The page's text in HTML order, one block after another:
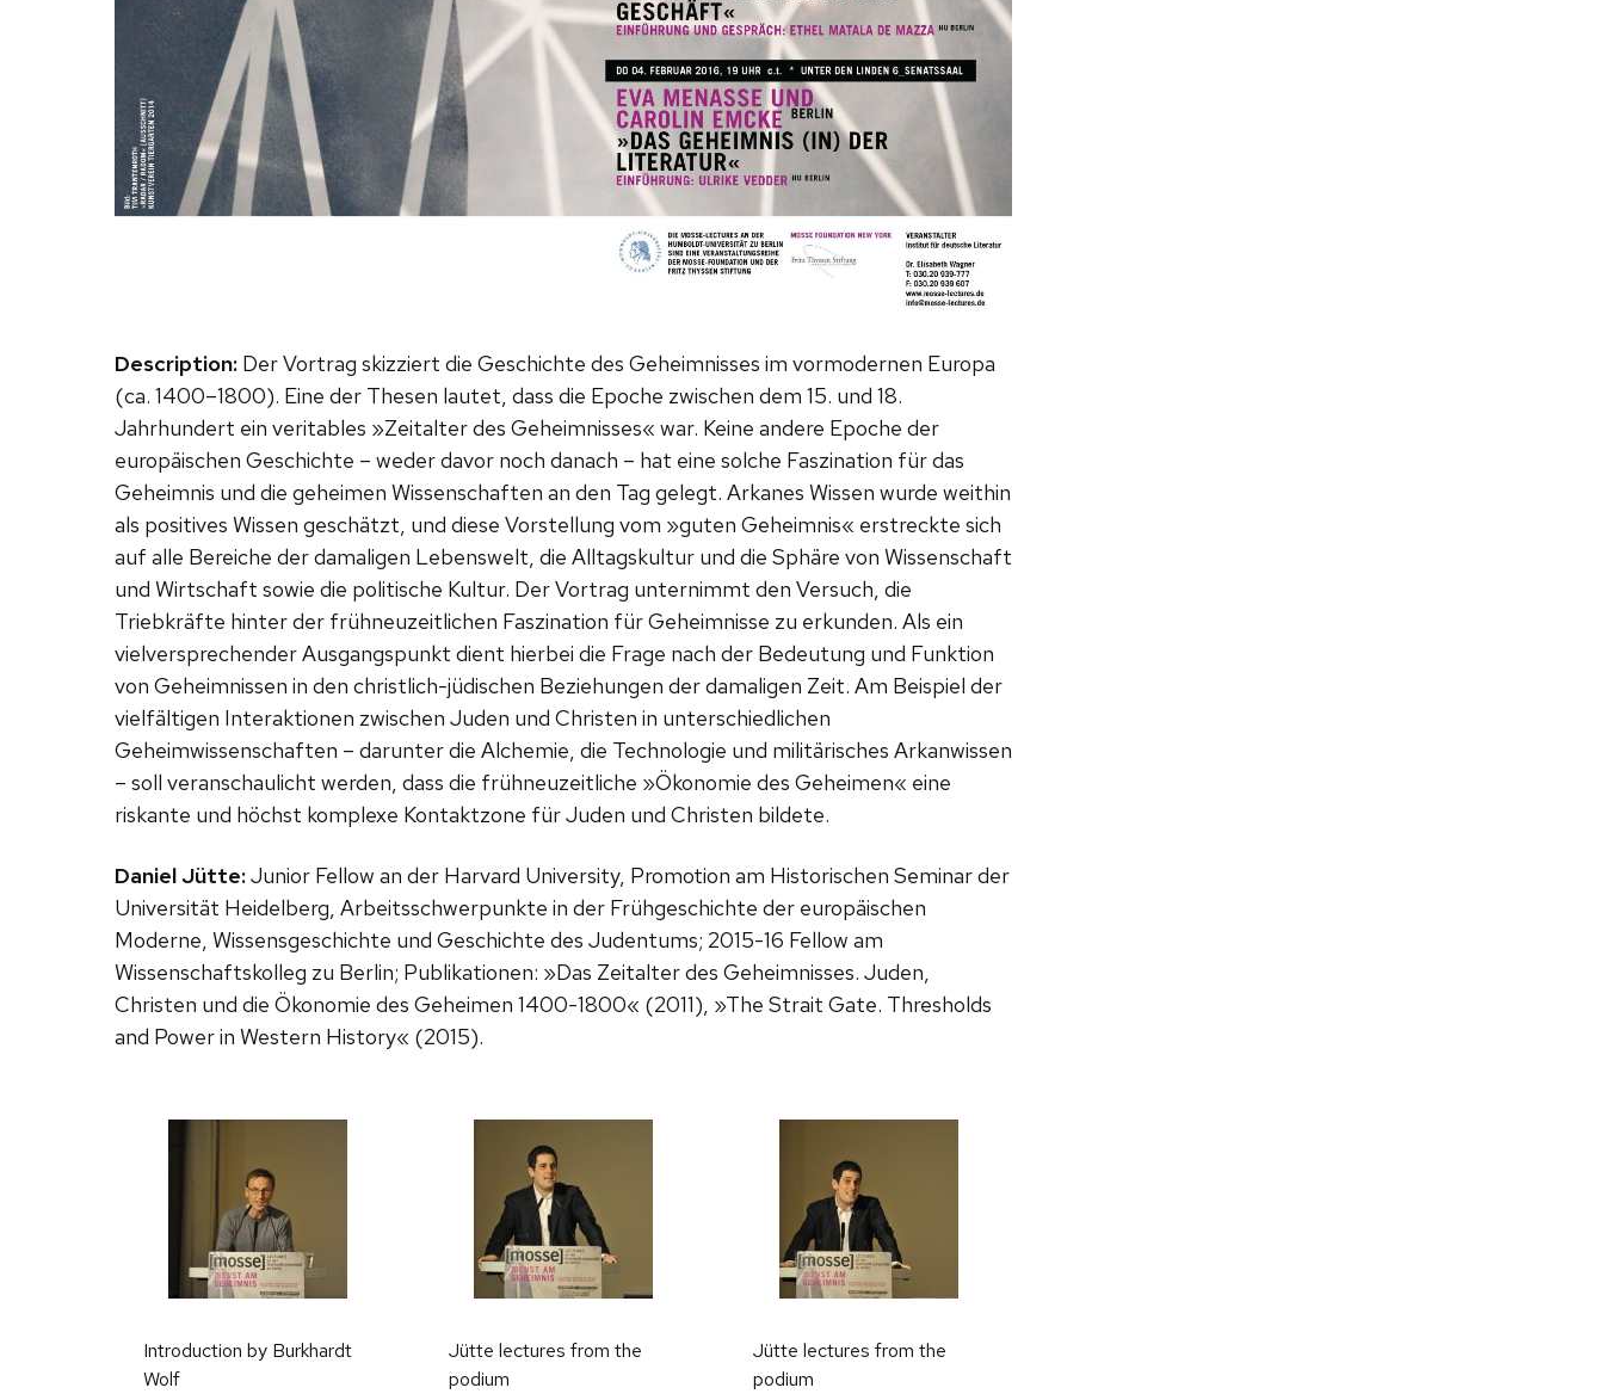
Description: Der Vortrag skizziert die Geschichte des Geheimnisses im vormodernen Europa
(ca. 1400–1800). Eine der Thesen lautet, dass die Epoche zwischen dem 15. und 18.
Jahrhundert ein veritables »Zeitalter des Geheimnisses« war. Keine andere Epoche der
europäischen Geschichte – weder davor noch danach – hat eine solche Faszination für das
Geheimnis und die geheimen Wissenschaften an den Tag gelegt. Arkanes Wissen wurde weithin
als positives Wissen geschätzt, und diese Vorstellung vom »guten Geheimnis« erstreckte sich
auf alle Bereiche der damaligen Lebenswelt, die Alltagskultur und die Sphäre von Wissenschaft
und Wirtschaft sowie die politische Kultur. Der Vortrag unternimmt den Versuch, die
Triebkräfte hinter der frühneuzeitlichen Faszination für Geheimnisse zu erkunden. Als ein
vielversprechender Ausgangspunkt dient hierbei die Frage nach der Bedeutung und Funktion
von Geheimnissen in den christlich-jüdischen Beziehungen der damaligen Zeit. Am Beispiel der
vielfältigen Interaktionen zwischen Juden und Christen in unterschiedlichen
Geheimwissenschaften – darunter die Alchemie, die Technologie und militärisches Arkanwissen
– soll veranschaulicht werden, dass die frühneuzeitliche »Ökonomie des Geheimen« eine
riskante und höchst komplexe Kontaktzone für Juden und Christen bildete.
Daniel Jütte:Junior Fellow an der Harvard University, Promotion am Historischen Seminar der
Universität Heidelberg, Arbeitsschwerpunkte in der Frühgeschichte der europäischen
Moderne, Wissensgeschichte und Geschichte des Judentums; 2015-16 Fellow am
Wissenschaftskolleg zu Berlin; Publikationen: »Das Zeitalter des Geheimnisses. Juden,
Christen und die Ökonomie des Geheimen 1400-1800« (2011), »The Strait Gate. Thresholds
and Power in Western History« (2015).
Introduction by Burkhardt
Wolf
Jütte lectures from the
podium
Jütte lectures from the
podium